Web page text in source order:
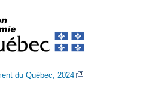
du Québec, 2024